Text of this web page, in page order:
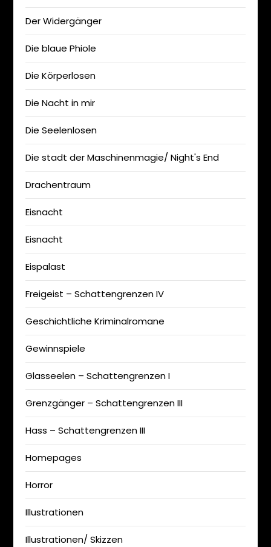
Der Widergänger
Die blaue Phiole
Die Körperlosen
Die Nacht in mir
Die Seelenlosen
Die stadt der Maschinenmagie/ Night's End
Drachentraum
Eisnacht
Eisnacht
Eispalast
Freigeist – Schattengrenzen IV
Geschichtliche Kriminalromane
Gewinnspiele
Glasseelen – Schattengrenzen I
Grenzgänger – Schattengrenzen III
Hass – Schattengrenzen III
Homepages
Horror
Illustrationen
Illustrationen/ Skizzen